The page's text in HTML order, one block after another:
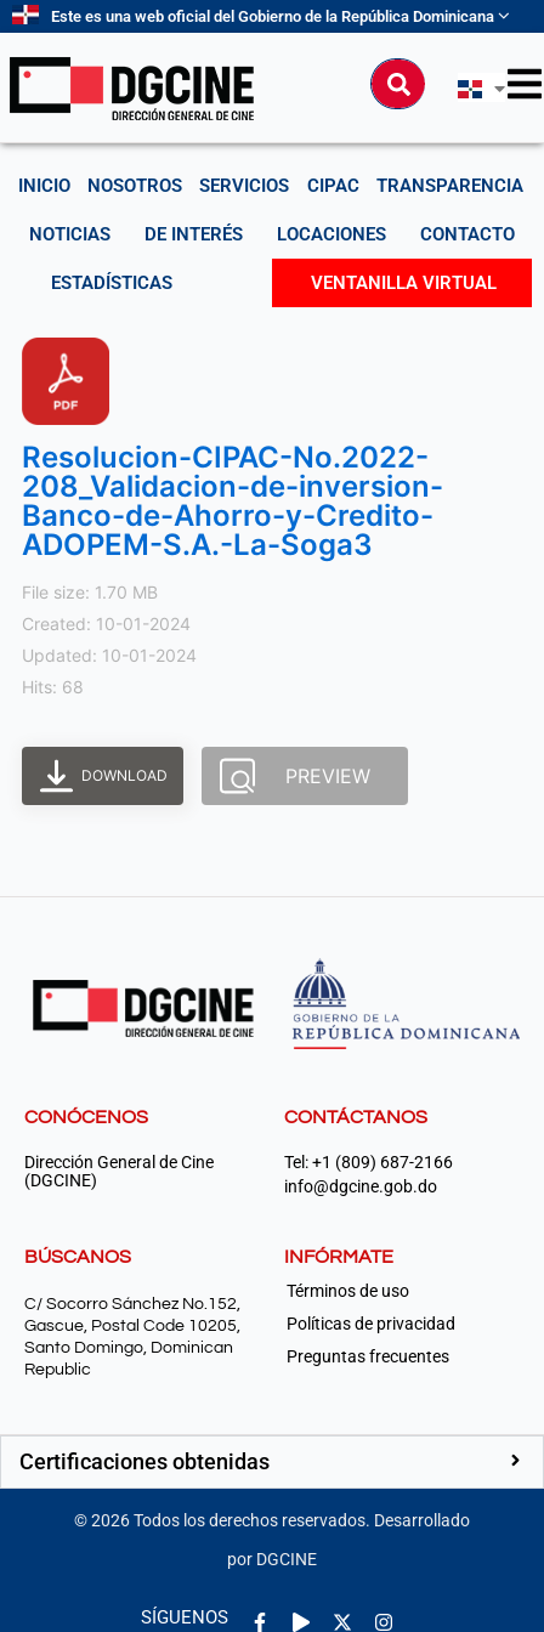
contenido
Este es una web oficial del Gobierno de la República Dominicana
Buscar
INICIO NOSOTROS SERVICIOS CIPAC TRANSPARENCIA
NOTICIAS DE INTERÉS LOCACIONES CONTACTO
ESTADÍSTICAS VENTANILLA VIRTUAL
Resolucion-CIPAC-No.2022-
208_Validacion-de-inversion-
Banco-de-Ahorro-y-Credito-
ADOPEM-S.A.-La-Soga3
File size: 1.70 MB
Created: 10-01-2024
Updated: 10-01-2024
Hits: 68
DOWNLOAD PREVIEW
CONÓCENOS
Dirección General de Cine
(DGCINE)
CONTÁCTANOS
Tel: +1 (809) 687-2166
info@dgcine.gob.do
BÚSCANOS
C/ Socorro Sánchez No.152,
Gascue, Postal Code 10205,
Santo Domingo, Dominican
Republic
INFÓRMATE
Términos de uso
Políticas de privacidad
Preguntas frecuentes
Certificaciones obtenidas
©2026Todos los derechos reservados. Desarrollado
por DGCINE
SÍGUENOS
Facebook-
Play Instagram